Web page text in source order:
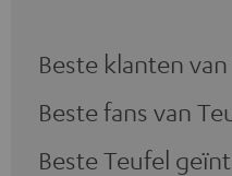
Beste klanten
Beste fans van
Beste Teufel